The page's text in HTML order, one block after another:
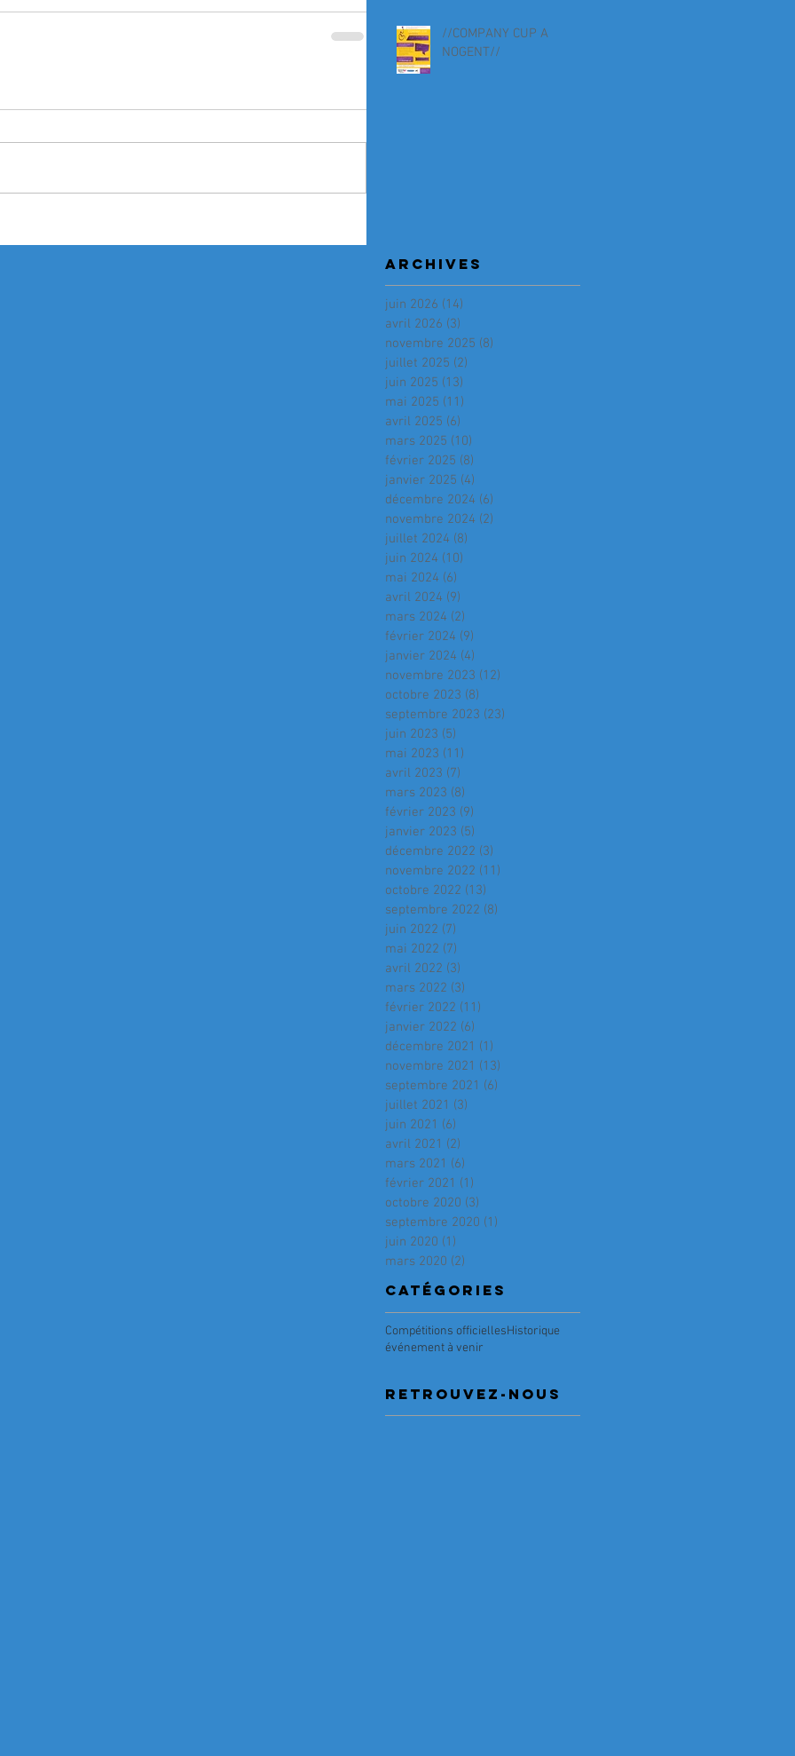
//COMPANY CUP A
NOGENT//
ARCHIVES
juin 2026 (14)
avril 2026 (3)
novembre 2025 (8)
juillet 2025 (2)
juin 2025 (13)
mai 2025 (11)
avril 2025 (6)
mars 2025 (10)
février 2025 (8)
janvier 2025 (4)
décembre 2024 (6)
novembre 2024 (2)
juillet 2024 (8)
juin 2024 (10)
mai 2024 (6)
avril 2024 (9)
mars 2024 (2)
février 2024 (9)
janvier 2024 (4)
novembre 2023 (12)
octobre 2023 (8)
septembre 2023 (23)
juin 2023 (5)
mai 2023 (11)
avril 2023 (7)
mars 2023 (8)
février 2023 (9)
janvier 2023 (5)
décembre 2022 (3)
novembre 2022 (11)
octobre 2022 (13)
septembre 2022 (8)
juin 2022 (7)
mai 2022 (7)
avril 2022 (3)
mars 2022 (3)
février 2022 (11)
janvier 2022 (6)
décembre 2021 (1)
novembre 2021 (13)
septembre 2021 (6)
juillet 2021 (3)
juin 2021 (6)
avril 2021 (2)
mars 2021 (6)
février 2021 (1)
octobre 2020 (3)
septembre 2020 (1)
juin 2020 (1)
mars 2020 (2)
Catégories
Compétitions officiellesHistorique
événement à venir
RETRouvez-nous